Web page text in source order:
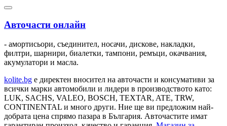
Авточасти онлайн
- амортисьори, съединител, носачи, дискове, накладки,
филтри, шарнири, биалетки, тампони, ремъци, окачвания,
акумулатори и масла.
kolite.bg e директен вносител на авточасти и консумативи за
всички марки автомобили и лидери в производството като:
LUK, SACHS, VALEO, BOSCH, TEXTAR, ATE, TRW,
CONTINENTAL и много други. Ние ще ви предложим най-
добрата цена спрямо пазара в България. Авточастите имат